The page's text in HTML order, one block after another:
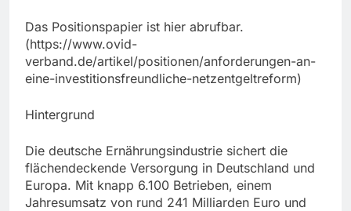
Das Positionspapier ist hier abrufbar.
(https://www.ovid-
verband.de/artikel/positionen/anforderungen-an-
eine-investitionsfreundliche-netzentgeltreform)
Hintergrund
Die deutsche Ernährungsindustrie sichert die
flächendeckende Versorgung in Deutschland und
Europa. Mit knapp 6.100 Betrieben, einem
Jahresumsatz von rund 241 Milliarden Euro und